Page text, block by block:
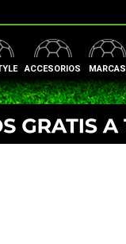
ACCESORIOS MARCAS